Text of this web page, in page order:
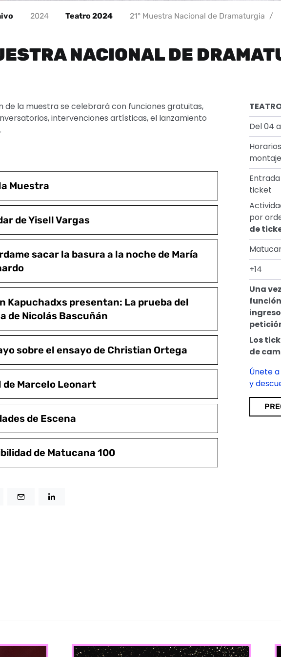
2024 Teatro 2024 21° Muestra Nacional de Dramaturgia /
NACIONAL DE
de la muestra se celebrará con funciones gratuitas,
intervenciones artísticas, el lanzamiento
Muestra
de Yisell Vargas
sacar la basura a la noche de María
Kapuchadxs presentan: La prueba del
de Nicolás Bascuñán
sobre el ensayo de Christian Ortega
de Marcelo Leonart
de Escena
de Matucana 100
Del 04
montaje
ticket
por
de
+14
Una
Los
de
Únete
y